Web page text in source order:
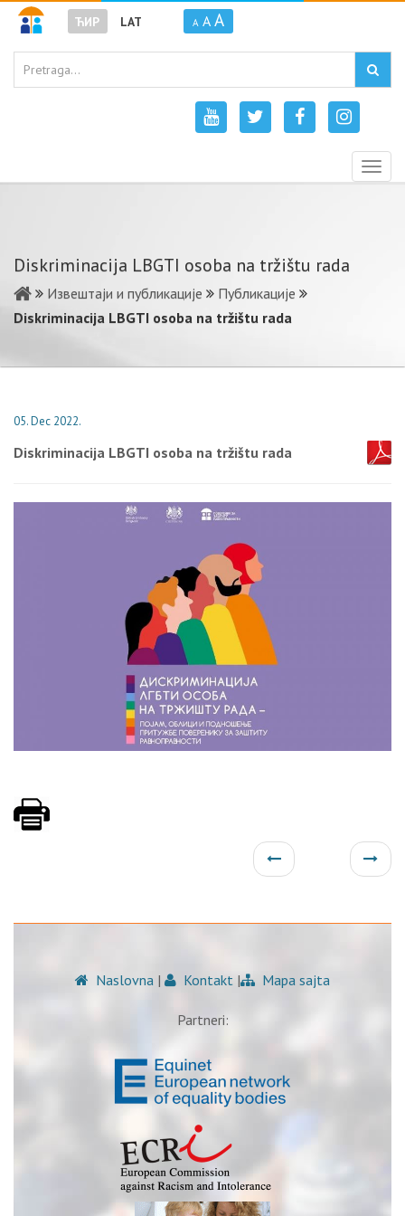
ЋИР LAT A A A
Diskriminacija LBGTI osoba na tržištu rada
Извештаји и публикације
Публикације
Diskriminacija LBGTI osoba na tržištu rada
05. Dec 2022.
Diskriminacija LBGTI osoba na tržištu rada
Naslovna | Kontakt | Mapa sajta
Partneri: